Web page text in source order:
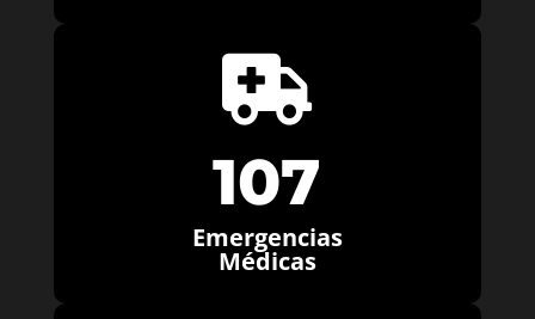

107
Emergencias
Médicas